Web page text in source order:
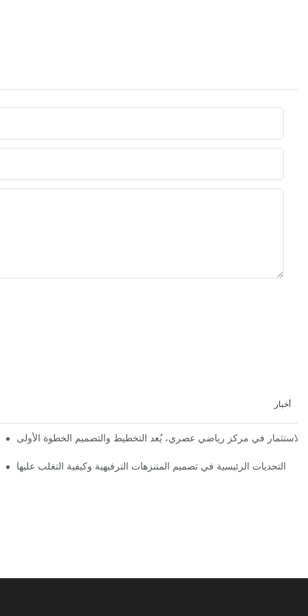
أخبار
إعلان رسمي | نظرة أولى على تصميم ومراحل بناء
التحديات الرئيسية في تصميم المتنزهات الترفيهية وكيفية التغلب عليها